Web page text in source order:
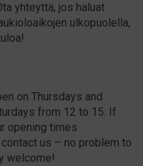
yhteyttä, jos haluat
ulkopuolella,
on Thursdays and
from 12 to 15. If
opening times
us – no problem to
welcome!